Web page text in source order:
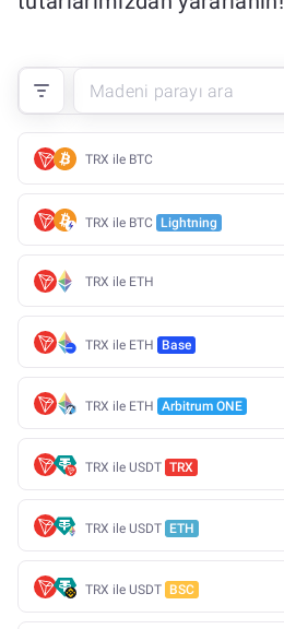
TRX ile BTC
TRX ile BTC Lightning
TRX ile ETH
TRX ile ETH Base
TRX ile ETH Arbitrum ONE
TRX ile USDT TRX
TRX ile USDT ETH
TRX ile USDT BSC